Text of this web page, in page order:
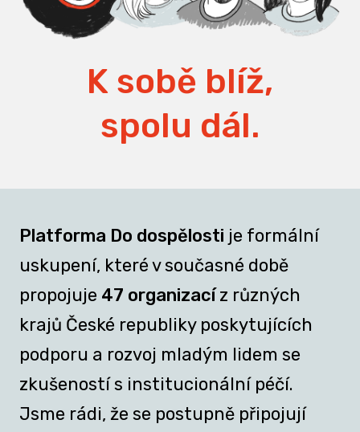
K sobě blíž,
spolu dál.
Platforma Do dospělosti je formální
uskupení, které v současné době
propojuje 47 organizacíz různých
krajů České republiky poskytujících
podporu a rozvoj mladým lidem se
zkušeností s institucionální péčí.
Jsme rádi, že se postupně připojují